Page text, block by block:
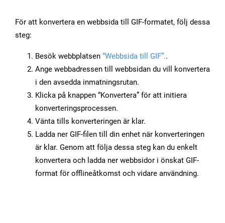
För att konvertera en webbsida till GIF-formatet, följ dessa
steg:
Besök webbplatsen “Webbsida till GIF”..
Ange webbadressen till webbsidan du vill konvertera
i den avsedda inmatningsrutan.
Klicka på knappen “Konvertera” för att initiera
konverteringsprocessen.
Vänta tills konverteringen är klar.
Ladda ner GIF-filen till din enhet när konverteringen
är klar. Genom att följa dessa steg kan du enkelt
konvertera och ladda ner webbsidor i önskat GIF-
format för offlineåtkomst och vidare användning.